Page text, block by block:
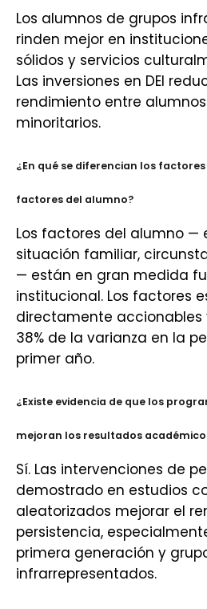
Los alumnos de grupos
rinden mejor en
sólidos y servicios
Las inversiones en DEI
rendimiento entre
minoritarios.
¿En qué se diferencian los
factores del alumno?
Los factores del alumno —
situación familiar,
— están en gran medida
institucional. Los factores
directamente accionables
38% de la varianza en la
primer año.
¿Existe evidencia de que los
mejoran los resultados
Sí. Las intervenciones de
demostrado en estudios
aleatorizados mejorar el
persistencia,
primera generación y
infrarrepresentados.